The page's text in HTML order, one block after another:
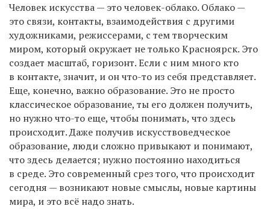
Человек искусства — это человек-облако. Облако —
это связи, контакты, взаимодействия с другими
художниками, режиссерами, с тем творческим
миром, который окружает не только Красноярск. Это
создает масштаб, горизонт. Если с ним много кто
в контакте, значит, и он что-то из себя представляет.
Еще, конечно, важно образование. Это не просто
классическое образование, ты его должен получить,
но нужно что-то еще, чтобы понимать, что здесь
происходит. Даже получив искусствоведческое
образование, люди сложно привыкают и понимают,
что здесь делается; нужно постоянно находиться
в среде. Это современный срез того, что происходит
сегодня — возникают новые смыслы, новые картины
мира, и это всё надо знать.